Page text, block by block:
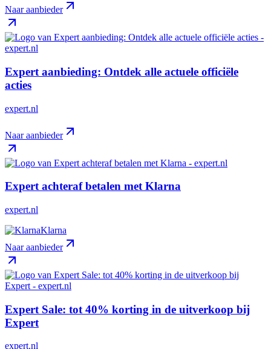
Naar aanbieder
Expert aanbieding: Ontdek alle actuele officiële
acties
expert.nl
Naar aanbieder
Expert achteraf betalen met Klarna
expert.nl
Klarna
Naar aanbieder
Expert Sale: tot 40% korting in de uitverkoop bij
Expert
expert.nl